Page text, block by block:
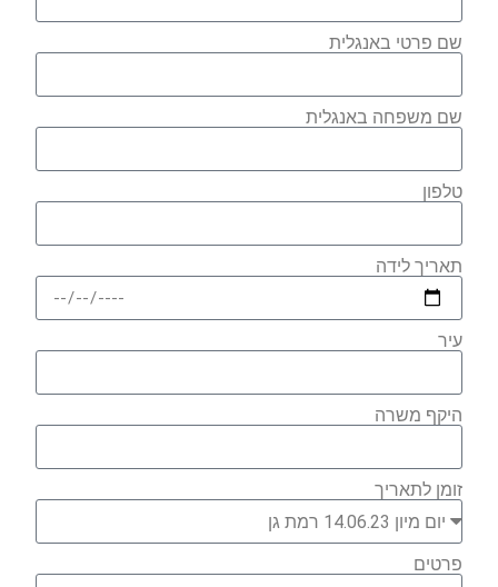
שם פרטי באנגלית
שם משפחה באנגלית
טלפון
תאריך לידה
עיר
היקף משרה
זומן לתאריך
פרטים